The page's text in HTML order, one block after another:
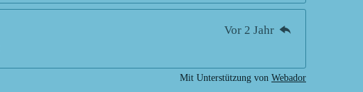
Vor 2 Jahr
Mit Unterstützung von Webador